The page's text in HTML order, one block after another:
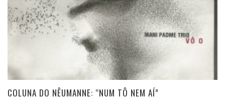
COLUNA DO NÊUMANNE: “NUM TÔ NEM AÍ”